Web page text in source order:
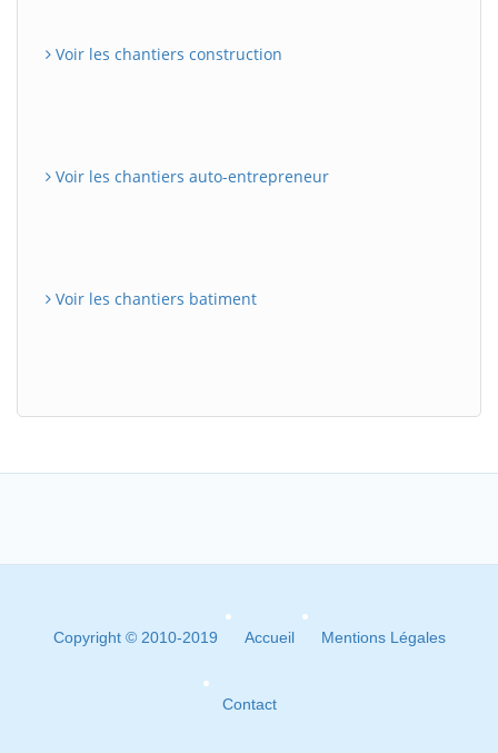
Voir les chantiers construction
Voir les chantiers auto-entrepreneur
Voir les chantiers batiment
Copyright © 2010-2019 Accueil Mentions Légales
Contact